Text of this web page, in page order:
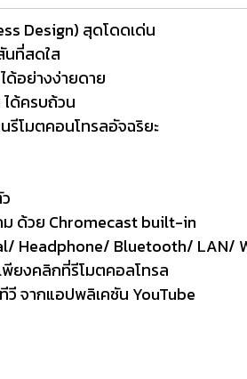
Design) สุดโดดเด่น
นที่สดใส
ด้อย่างง่ายดาย
ด้ครบถ้วน
รีโมตคอนโทรลอัจฉริยะ
ม ด้วย Chromecast built-in
Headphone/ Bluetooth/ LAN/
ยงคลิกที่รีโมตคอลโทรล
จากแอปพลิเคชัน YouTube